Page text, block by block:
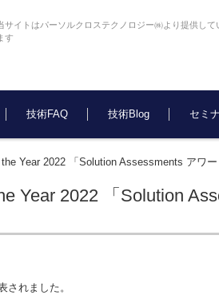
サイトはパーソルクロステクノロジー㈱より提供して
す
技術FAQ 技術Blog セミ
Year 2022 「Solution Assessments アワ
Year 2022 「Solution
れました。